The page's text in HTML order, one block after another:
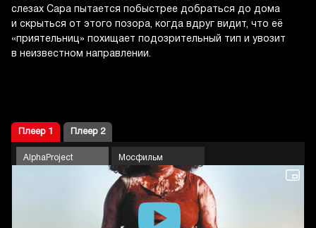
слезах Сара пытается побыстрее добраться до дома
и скрыться от этого позора, когда вдруг видит, что её
«приятельниц» похищает подозрительный тип и увозит
в неизвестном направлении.
Плеер 1 Плеер 2
AlphaProject Мосфильм